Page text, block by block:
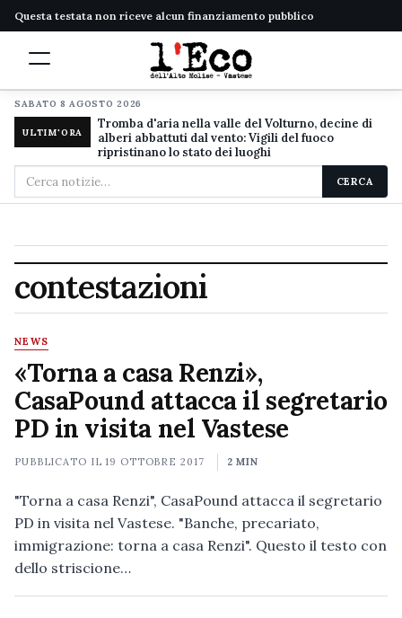
Questa testata non riceve alcun finanziamento pubblico
SABATO 8 AGOSTO 2026
ULTIM'ORA
Tromba d'aria nella valle del Volturno, decine di
alberi abbattuti dal vento: Vigili del fuoco
ripristinano lo stato dei luoghi
Cerca
nel
CERCA
contestazioni
NEWS
«Torna a casa Renzi»,
CasaPound attacca il segretario
PD in visita nel Vastese
PUBBLICATO IL19 OTTOBRE 2017 2 MIN
"Torna a casa Renzi", CasaPound attacca il segretario
PD in visita nel Vastese. "Banche, precariato,
immigrazione: torna a casa Renzi". Questo il testo con
dello striscione…